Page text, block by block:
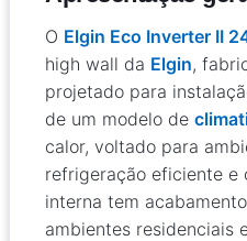
O Elgin Eco Inverter II
high wall da Elgin,
projetado para
de um modelo de
calor, voltado para
refrigeração eficiente e
interna tem
ambientes residenciais